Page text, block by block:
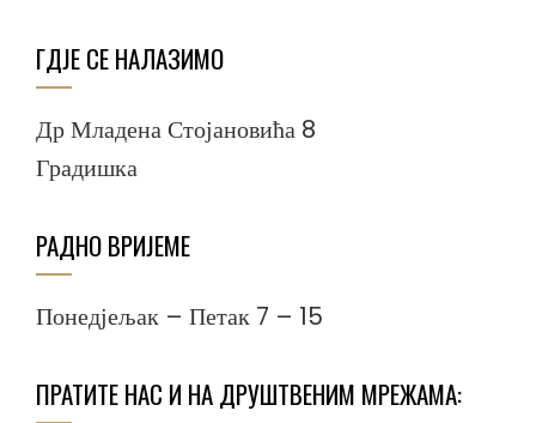
ГДЈЕ СЕ НАЛАЗИМО
Др Младена Стојановића 8
Градишка
РАДНО ВРИЈЕМЕ
Понедјељак – Петак 7 – 15
ПРАТИТЕ НАС И НА ДРУШТВЕНИМ МРЕЖАМА: